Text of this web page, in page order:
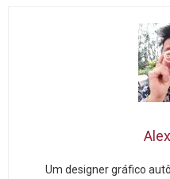
Um designer gráfico